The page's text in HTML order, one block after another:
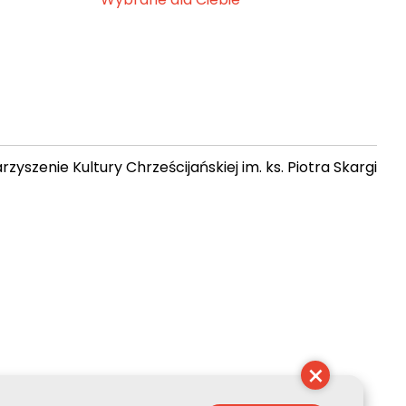
Kultury Chrześcijańskiej im. ks. Piotra Skargi
×